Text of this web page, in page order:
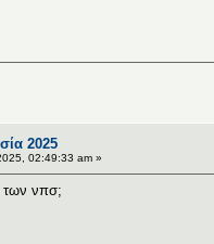
2025
02:49:33 am »
των νπσ;